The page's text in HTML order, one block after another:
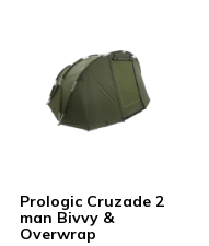
Prologic Cruzade 2
man Bivvy &
Overwrap